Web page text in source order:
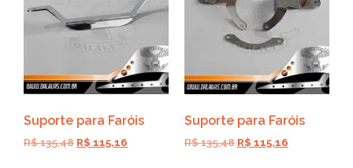
Suporte para Faróis
R$135,48 R$ 115,16
Suporte para Faróis
R$135,48 R$ 115,16